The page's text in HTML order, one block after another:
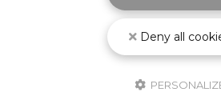
Deny all